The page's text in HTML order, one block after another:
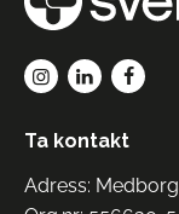
Ta kontakt
Adress: